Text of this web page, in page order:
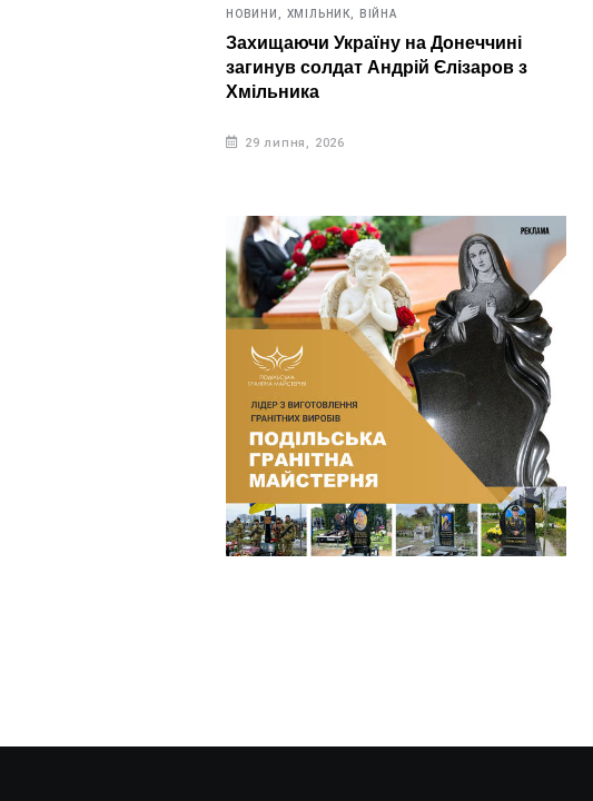
НОВИНИ, ХМІЛЬНИК, ВІЙНА
Захищаючи Україну на Донеччині
загинув солдат Андрій Єлізаров з
Хмільника
29 липня, 2026